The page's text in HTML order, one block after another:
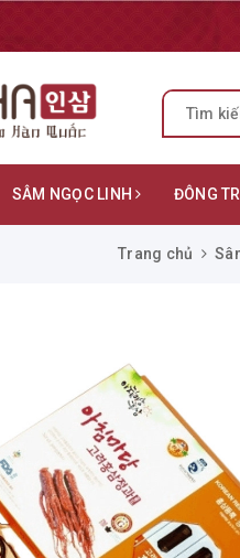
SÂM NGỌC LINH ĐÔNG
Trang chủ